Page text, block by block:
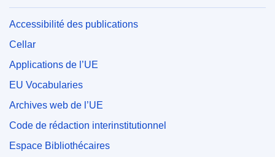
Accessibilité des publications
Cellar
Applications de l’UE
EU Vocabularies
Archives web de l’UE
Code de rédaction interinstitutionnel
Espace Bibliothécaires